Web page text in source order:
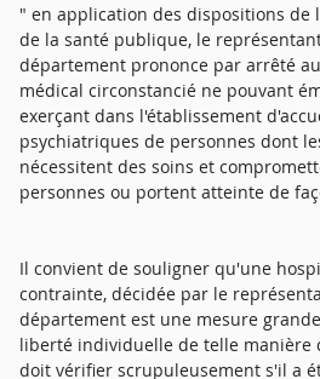
" en application des dispositions de
de la santé publique, le
département prononce par arrêté
médical circonstancié ne pouvant
exerçant dans l'établissement
psychiatriques de personnes dont
nécessitent des soins et
personnes ou portent atteinte de
Il convient de souligner qu'une
contrainte, décidée par le
département est une mesure
liberté individuelle de telle manière
doit vérifier scrupuleusement s'il a